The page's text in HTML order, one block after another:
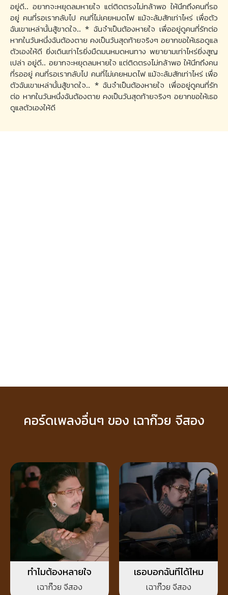
อยู่ดี.. อยากจะหยุดลมหายใจ แต่ติดตรงไม่กล้าพอ ให้นึกถึงคนที่รอ
อยู่ คนที่รอเรากลับไป คนที่ไม่เคยหมดไฟ แม้จะล้มสักเท่าไหร่ เพื่อตัว
ฉันเขาเหล่านั้นสู้ขาดใจ.. * ฉันจำเป็นต้องหายใจ เพื่ออยู่ดูคนที่รักต่อ
หากในวันหนึ่งฉันต้องตาย คงเป็นวันสุดท้ายจริงๆ อยากขอให้เธอดูแล
ตัวเองให้ดี ยิ่งเดินเท่าไรยิ่งมืดมนหมดหนทาง พยายามเท่าไหร่ยิ่งสูญ
เปล่า อยู่ดี.. อยากจะหยุดลมหายใจ แต่ติดตรงไม่กล้าพอ ให้นึกถึงคน
ที่รออยู่ คนที่รอเรากลับไป คนที่ไม่เคยหมดไฟ แม้จะล้มสักเท่าไหร่ เพื่อ
ตัวฉันเขาเหล่านั้นสู้ขาดใจ.. * ฉันจำเป็นต้องหายใจ เพื่ออยู่ดูคนที่รัก
ต่อ หากในวันหนึ่งฉันต้องตาย คงเป็นวันสุดท้ายจริงๆ อยากขอให้เธอ
ดูแลตัวเองให้ดี
คอร์ดเพลงอื่นๆ ของ เฉาก๊วย จีสอง
ทำไมต้องหลายใจ
เฉาก๊วย จีสอง
เธอบอกฉันทีได้ไหม
เฉาก๊วย จีสอง